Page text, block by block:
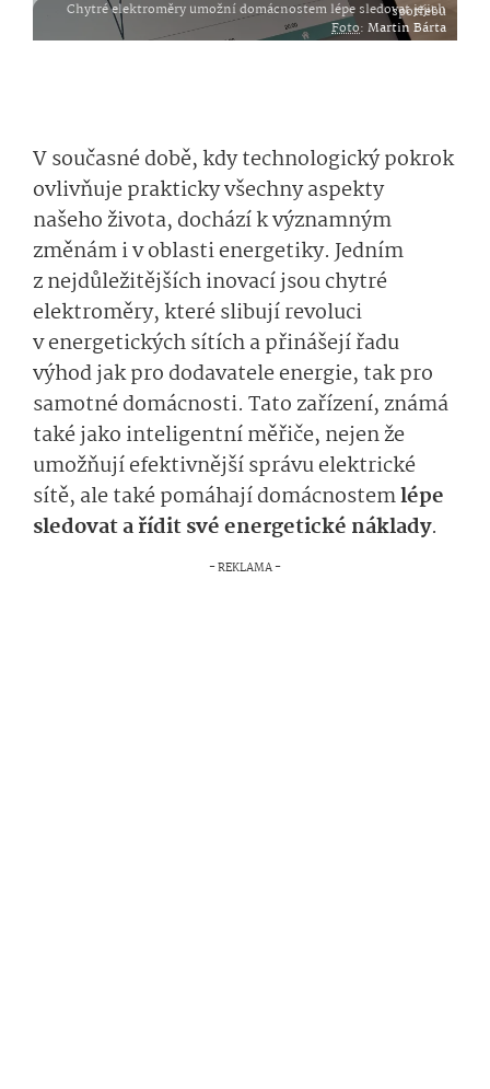
Chytré elektroměry umožní domácnostem lépe sledovat jejich spotřebu
Foto: Martin Bárta
V současné době, kdy technologický pokrok
ovlivňuje prakticky všechny aspekty
našeho života, dochází k významným
změnám i v oblasti energetiky. Jedním
z nejdůležitějších inovací jsou chytré
elektroměry, které slibují revoluci
v energetických sítích a přinášejí řadu
výhod jak pro dodavatele energie, tak pro
samotné domácnosti. Tato zařízení, známá
také jako inteligentní měřiče, nejen že
umožňují efektivnější správu elektrické
sítě, ale také pomáhají domácnostemlépe
sledovat a řídit své energetické náklady.